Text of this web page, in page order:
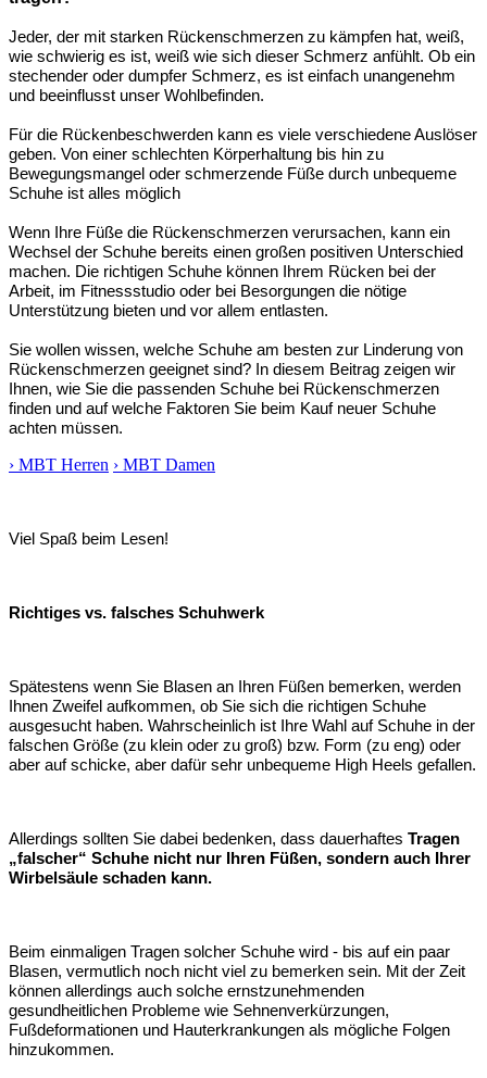
Jeder, der mit starken Rückenschmerzen zu kämpfen hat, weiß,
wie schwierig es ist, weiß wie sich dieser Schmerz anfühlt. Ob ein
stechender oder dumpfer Schmerz, es ist einfach unangenehm
und beeinflusst unser Wohlbefinden.
Für die Rückenbeschwerden kann es viele verschiedene Auslöser
geben. Von einer schlechten Körperhaltung bis hin zu
Bewegungsmangel oder schmerzende Füße durch unbequeme
Schuhe ist alles möglich
Wenn Ihre Füße die Rückenschmerzen verursachen, kann ein
Wechsel der Schuhe bereits einen großen positiven Unterschied
machen. Die richtigen Schuhe können Ihrem Rücken bei der
Arbeit, im Fitnessstudio oder bei Besorgungen die nötige
Unterstützung bieten und vor allem entlasten.
Sie wollen wissen, welche Schuhe am besten zur Linderung von
Rückenschmerzen geeignet sind? In diesem Beitrag zeigen wir
Ihnen, wie Sie die passenden Schuhe bei Rückenschmerzen
finden und auf welche Faktoren Sie beim Kauf neuer Schuhe
achten müssen.
› MBT Herren › MBT Damen
Viel Spaß beim Lesen!
Richtiges vs. falsches Schuhwerk
Spätestens wenn Sie Blasen an Ihren Füßen bemerken, werden
Ihnen Zweifel aufkommen, ob Sie sich die richtigen Schuhe
ausgesucht haben. Wahrscheinlich ist Ihre Wahl auf Schuhe in der
falschen Größe (zu klein oder zu groß) bzw. Form (zu eng) oder
aber auf schicke, aber dafür sehr unbequeme High Heels gefallen.
Allerdings sollten Sie dabei bedenken, dass dauerhaftes Tragen
„falscher“ Schuhe nicht nur Ihren Füßen, sondern auch Ihrer
Wirbelsäule schaden kann.
Beim einmaligen Tragen solcher Schuhe wird - bis auf ein paar
Blasen, vermutlich noch nicht viel zu bemerken sein. Mit der Zeit
können allerdings auch solche ernstzunehmenden
gesundheitlichen Probleme wie Sehnenverkürzungen,
Fußdeformationen und Hauterkrankungen als mögliche Folgen
hinzukommen.